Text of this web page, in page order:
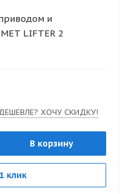
и
LIFTER 2
ХОЧУ СКИДКУ!
В корзину
клик